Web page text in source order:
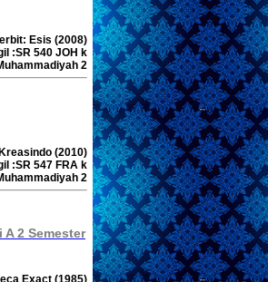
Esis (2008)
:SR 540 JOH k
2
(2010)
:SR 547 FRA k
2
2 Semester
Exact (1985)